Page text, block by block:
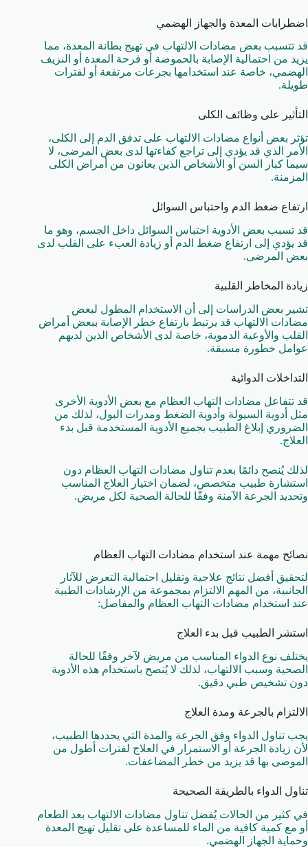
اضطرابات المعدة والجهاز الهضمي
قد تتسبب بعض مضادات الالتهاب في تهيج بطانة المعدة، مما
يزيد من احتمالية الإصابة بالحموضة أو قرحة المعدة أو النزيف
الهضمي، خاصة عند استخدامها بجرعات مرتفعة أو لفترات
طويلة.
التأثير على وظائف الكلى
تؤثر بعض أنواع مضادات الالتهاب على تدفق الدم إلى الكلى،
الأمر الذي قد يؤدي إلى تراجع كفاءتها لدى بعض المرضى، لا
سيما كبار السن أو الأشخاص الذين يعانون من أمراض الكلى
المزمنة.
ارتفاع ضغط الدم واحتباس السوائل
قد تسبب بعض الأدوية احتباس السوائل داخل الجسم، وهو ما
قد يؤدي إلى ارتفاع ضغط الدم أو زيادة العبء على القلب لدى
بعض المرضى.
زيادة المخاطر القلبية
تشير بعض الدراسات إلى أن الاستخدام المطول لبعض
مضادات الالتهاب قد يرتبط بارتفاع خطر الإصابة ببعض أمراض
القلب والأوعية الدموية، خاصة لدى الأشخاص الذين لديهم
عوامل خطورة مسبقة.
التداخلات الدوائية
قد تتفاعل مضادات التهاب العظام مع بعض الأدوية الأخرى
مثل أدوية السيولة وأدوية الضغط ومدرات البول، لذلك من
الضروري إبلاغ الطبيب بجميع الأدوية المستخدمة قبل بدء
العلاج.
لذلك يُنصح دائمًا بعدم تناول مضادات التهاب العظام دون
استشارة طبيب متخصص، لضمان اختيار العلاج المناسب
وتحديد الجرعة الآمنة وفقًا للحالة الصحية لكل مريض.
نصائح مهمة عند استخدام مضادات التهاب العظام
لتحقيق أفضل نتائج علاجية وتقليل احتمالية التعرض للآثار
الجانبية، من المهم الالتزام بمجموعة من الإرشادات الطبية
عند استخدام مضادات التهاب العظام والمفاصل:
استشر الطبيب قبل بدء العلاج
يختلف نوع الدواء المناسب من مريض لآخر وفقًا للحالة
الصحية وسبب الالتهاب، لذلك لا يُنصح باستخدام هذه الأدوية
دون تشخيص طبي دقيق.
الالتزام بالجرعة ومدة العلاج
يجب تناول الدواء وفق الجرعة والمدة التي يحددها الطبيب،
لأن زيادة الجرعة أو الاستمرار في العلاج لفترات أطول من
الموصى بها قد يزيد من خطر المضاعفات.
تناول الدواء بالطريقة الصحيحة
في كثير من الحالات يُفضل تناول مضادات الالتهاب بعد الطعام
أو مع كمية كافية من الماء للمساعدة على تقليل تهيج المعدة
وحماية الجهاز الهضمي.